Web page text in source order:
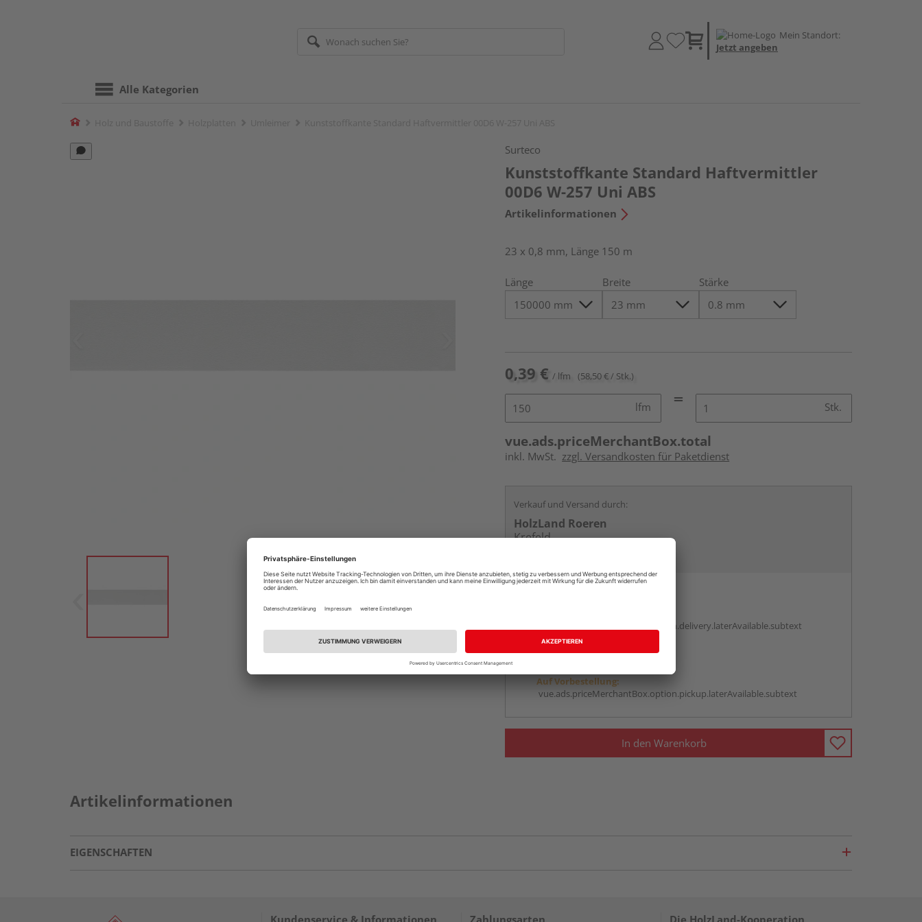
Mein Standort:
Jetzt angeben
Alle Kategorien
Home
Surteco
Kunststoffkante Standard Haftvermittler
00D6 W-257 Uni ABS
Artikelinformationen
23 x 0,8 mm, Länge 150 m
Länge Breite Stärke
0,39 € / lfm (58,50 € / Stk.)
lfm Stk.
vue.ads.priceMerchantBox.total
inkl. MwSt. zzgl. Versandkosten für Paketdienst
Verkauf und Versand durch:
HolzLand Roeren
Krefeld
vue.ads.priceMerchantBox.option.delivery.laterAvailable.subtext
Auf Vorbestellung:
vue.ads.priceMerchantBox.option.pickup.laterAvailable.subtext
In den Warenkorb
Artikelinformationen
EIGENSCHAFTEN
Kundenservice & Informationen Zahlungsarten Die HolzLand-Kooperation